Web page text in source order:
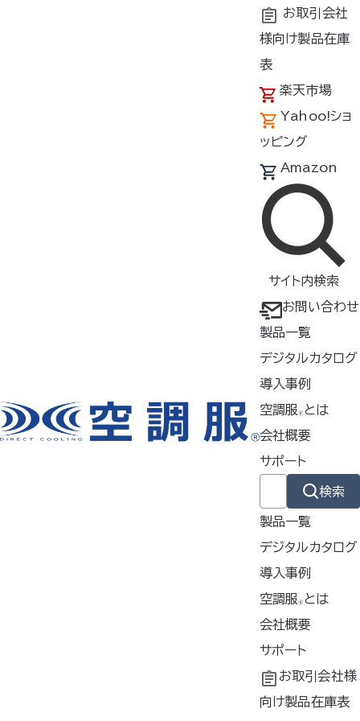
お取引会社
様向け製品在庫
表
楽天市場
Yahoo!ショ
ッピング
Amazon
サイト内検索
お問い合わせ
製品一覧
デジタルカタログ
導入事例
空調服🄬 とは
会社概要
サポート
検索
製品一覧
デジタルカタログ
導入事例
導入事例
共同開発
工場シミュレーシ
ョン
空調服🄬 とは
空調服 ®とは
開発秘話
会社概要
企業理念
会社概要
会社沿革
サポート
よくあるご質問
不要なバッテリー
お取引会社様
向け製品在庫表
綿薄手長袖作業服用空調服M-500U
「空調服」は株式会社空調服のファン付きウェア、その附属品、及びこれらを
」、 「生理クーラー」、「空調ズボン」、「空調
」、「空調ヘルメット」、「どこでも座･クール」、「サーマルギア」、
」、「空調つなぎ服」、「空調ベ
ッド」、「空調フェイスシールド」、「サイフォンクールベスト」、「空調エアバイザ